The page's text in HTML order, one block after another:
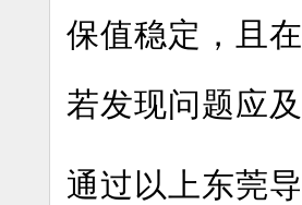
保值稳定，且
若发现问题应
通过以上东莞